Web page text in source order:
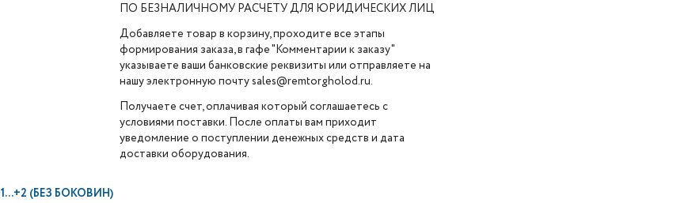
ПО БЕЗНАЛИЧНОМУ РАСЧЕТУ ДЛЯ ЮРИДИЧЕСКИХ ЛИЦ
Добавляете товар в корзину, проходите все этапы
формирования заказа, в гафе "Комментарии к заказу"
указываете ваши банковские реквизиты или отправляете на
нашу электронную почту sales@remtorgholod.ru.
Получаете счет, оплачивая который соглашаетесь с
условиями поставки. После оплаты вам приходит
уведомление о поступлении денежных средств и дата
доставки оборудования.
(БЕЗ БОКОВИН)